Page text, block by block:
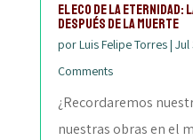
El Eco de la Eternidad:
después de la Muerte
porLuis Felipe Torres| Jul
Comments
¿Recordaremos
nuestras obras en el